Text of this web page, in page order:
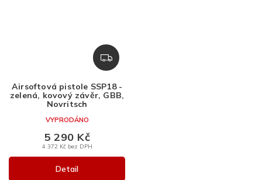
Z
D
R
Airsoftová pistole SSP18 -
zelená, kovový závěr, GBB,
Novritsch
VYPRODÁNO
4 372 Kč bez DPH
5 290 Kč
Detail